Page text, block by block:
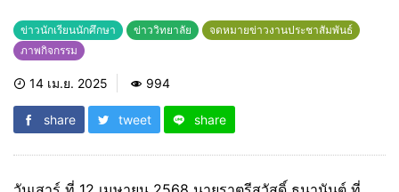
ข่าวนักเรียนนักศึกษา ข่าววิทยาลัย
จดหมายข่าวงานประชาสัมพันธ์
ภาพกิจกรรม
14 เม.ย. 2025 994
share tweet share